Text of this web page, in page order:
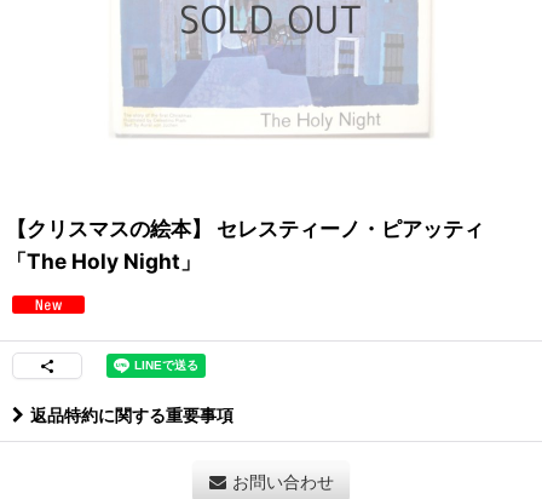
【クリスマスの絵本】 セレスティーノ・ピアッティ
「The Holy Night」
返品特約に関する重要事項
お問い合わせ